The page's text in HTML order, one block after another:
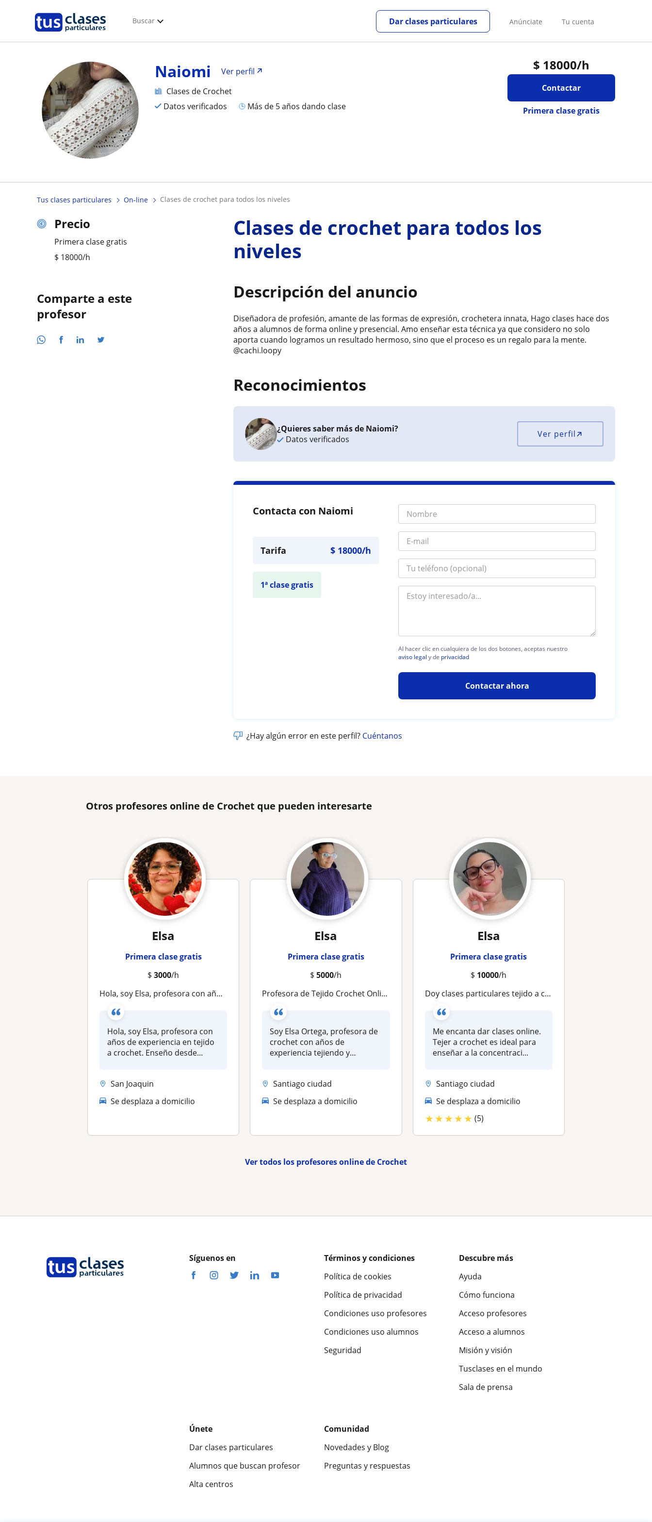
Buscar Anúnciate Tu cuenta
Dar clases particulares
$ 18000/h
Contactar
Primera clase gratis
Naiomi
Ver perfil
Clases de Crochet
Datos verificados
más de 5 años dando clase
Tus clases particulares On-line clases de crochet para todos los niveles
Precio
Primera clase gratis
$ 18000/h
Comparte a este
profesor
Clases de crochet para todos los
niveles
Descripción del anuncio
Diseñadora de profesión, amante de las formas de expresión, crochetera innata, Hago clases hace dos
años a alumnos de forma online y presencial. Amo enseñar esta técnica ya que considero no solo
aporta cuando logramos un resultado hermoso, sino que el proceso es un regalo para la mente.
@cachi.loopy
Reconocimientos
¿Quieres saber más de Naiomi?
Datos verificados
Ver perfil
Contacta con Naiomi
Tarifa $ 18000/h
1ª clase gratis
Al hacer clic en cualquiera de los dos botones, aceptas nuestro
aviso legal y de privacidad
Contactar ahora
¿Hay algún error en este perfil? Cuéntanos
Otros profesores online de Crochet que pueden interesarte
Elsa
Primera clase gratis
$3000/h
Hola, soy Elsa, profesora con años de experiencia en tejido a crochet. Enseño desde nivel principiante hasta intermedio
Hola, soy Elsa, profesora con
años de experiencia en tejido
a crochet. Enseño desde...
San Joaquin
Se desplaza a domicilio
Elsa
Primera clase gratis
$5000/h
Profesora de Tejido Crochet Online – Aprende paso a paso con paciencia y creatividad
Soy Elsa Ortega, profesora de
crochet con años de
experiencia tejiendo y
Santiago ciudad
Se desplaza a domicilio
Elsa
Primera clase gratis
$ 10000/h
Doy clases particulares tejido a crochet. Mi idea es enseñarte a tejer y que luego puedas realizar un pequeño proyecto
Me encanta dar clases online.
Tejer a crochet es ideal para
enseñar a la concentraci...
Santiago ciudad
Se desplaza a domicilio
★★★★★ (5)
Ver todos los profesores online de Crochet
Síguenos en
Términos y condiciones
Política de cookies
Política de privacidad
Condiciones uso profesores
Condiciones uso alumnos
Seguridad
Descubre más
Ayuda
Cómo funciona
Acceso profesores
Acceso a alumnos
Misión y visión
Tusclases en el mundo
Sala de prensa
Únete
Dar clases particulares
Alumnos que buscan profesor
Alta centros
Comunidad
Novedades y Blog
Preguntas y respuestas